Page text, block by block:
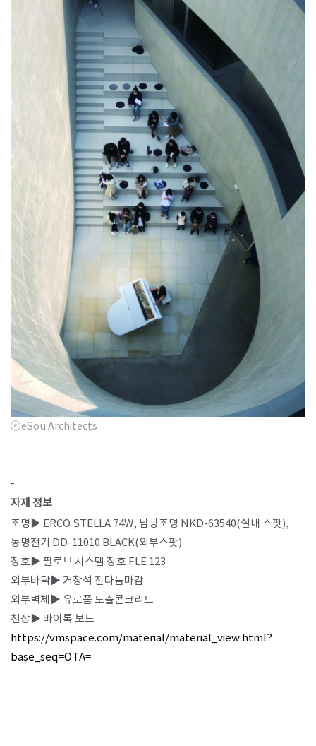
ⓒeSou Architects
-​
자재 정보
조명▶​ ERCO STELLA 74W, 남광조명 NKD-63540(실내 스팟​),
동명전기 DD-11010 BLACK(외부스팟)​
창호▶​ 필로브 시스템 창호 FLE 123
외부바닥▶​ 거창석 잔다듬마감
외부벽체▶​ 유로폼 노출콘크리트​
천장▶​ 바이록 보드
https://vmspace.com/material/material_view.html?
base_seq=OTA=​